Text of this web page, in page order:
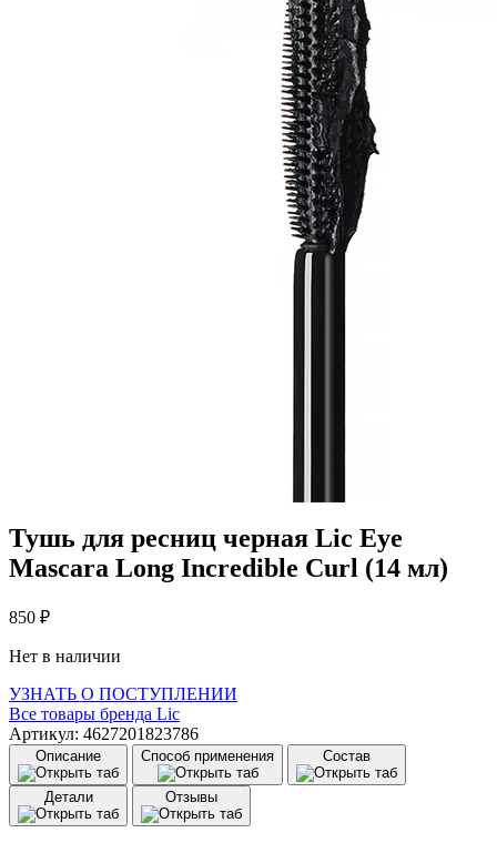
Тушь для ресниц черная Lic Eye
Mascara Long Incredible Curl (14 мл)
850 ₽
Нет в наличии
УЗНАТЬ О ПОСТУПЛЕНИИ
Все товары бренда Lic
Артикул: 4627201823786
Описание Способ применения Состав
Детали Отзывы